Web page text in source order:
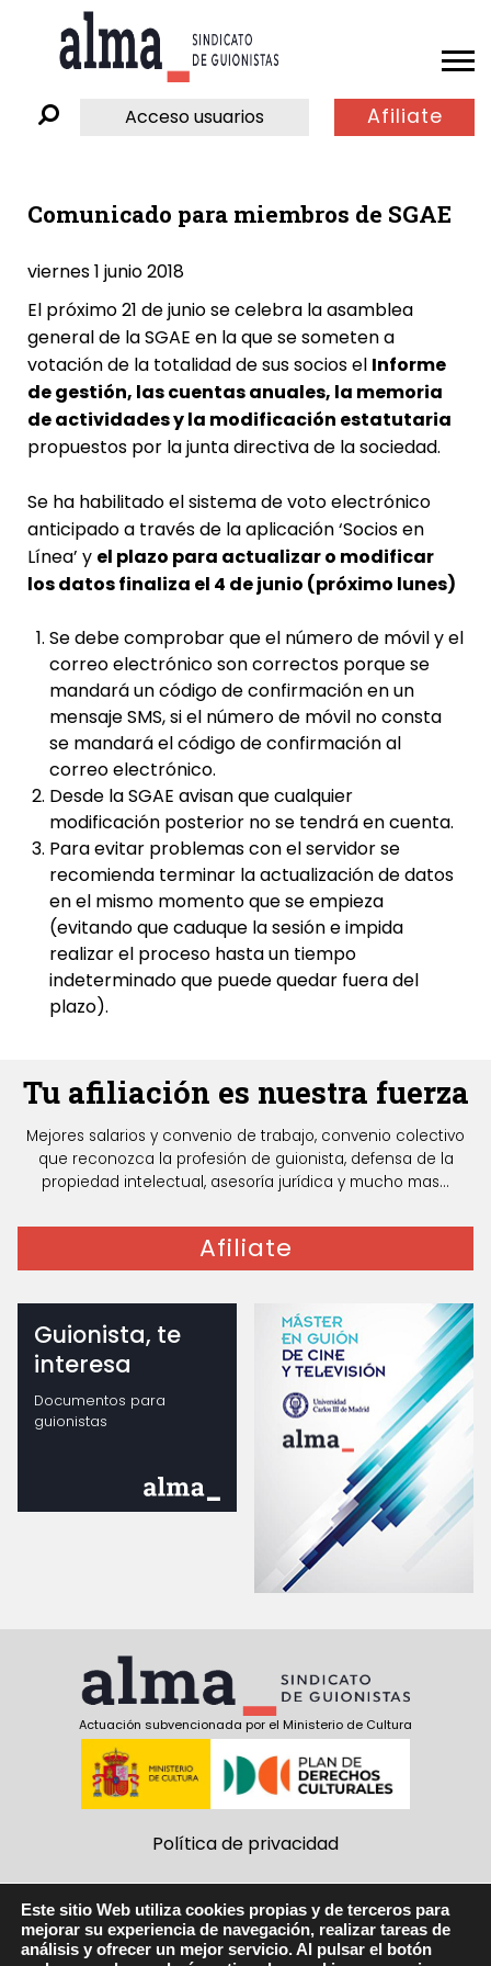
Acceso usuarios Afiliate
Comunicado para miembros de SGAE
viernes 1 junio 2018
El próximo 21 de junio se celebra la asamblea
general de la SGAE en la que se someten a
votación de la totalidad de sus socios el Informe
de gestión, las cuentas anuales, la memoria
de actividades y la modificación estatutaria
propuestos por la junta directiva de la sociedad.
Se ha habilitado el sistema de voto electrónico
anticipado a través de la aplicación ‘Socios en
Línea’ y el plazo para actualizar o modificar
los datos finaliza el 4 de junio (próximo lunes)
Se debe comprobar que el número de móvil y el
correo electrónico son correctos porque se
mandará un código de confirmación en un
mensaje SMS, si el número de móvil no consta
se mandará el código de confirmación al
correo electrónico.
Desde la SGAE avisan que cualquier
modificación posterior no se tendrá en cuenta.
Para evitar problemas con el servidor se
recomienda terminar la actualización de datos
en el mismo momento que se empieza
(evitando que caduque la sesión e impida
realizar el proceso hasta un tiempo
indeterminado que puede quedar fuera del
plazo).
Tu afiliación es nuestra fuerza
Mejores salarios y convenio de trabajo, convenio colectivo
que reconozca la profesión de guionista, defensa de la
propiedad intelectual, asesoría jurídica y mucho mas...
Afiliate
Guionista, te
interesa
Documentos para
guionistas
Actuación subvencionada por el Ministerio de Cultura
Política de privacidad
Política de cookies
Aviso Legal
Este sitio Web utiliza cookies propias y de terceros para
mejorar su experiencia de navegación, realizar tareas de
análisis y ofrecer un mejor servicio. Al pulsar el botón